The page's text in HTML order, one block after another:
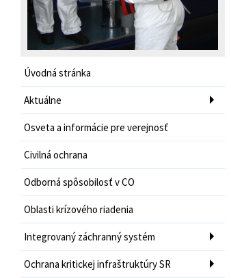
Úvodná stránka
Aktuálne
Osveta a informácie pre verejnosť
Civilná ochrana
Odborná spôsobilosť v CO
Oblasti krízového riadenia
Integrovaný záchranný systém
Ochrana kritickej infraštruktúry SR